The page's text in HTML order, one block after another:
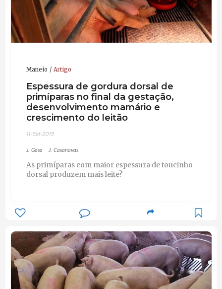
Maneio Artigo
Espessura de gordura dorsal de
primíparas no final da gestação,
desenvolvimento mamário e
crescimento do leitão
11-Set-2019
J. Gasa J. Casanovas
As primíparas com maior espessura de toucinho
dorsal produzem mais leite?